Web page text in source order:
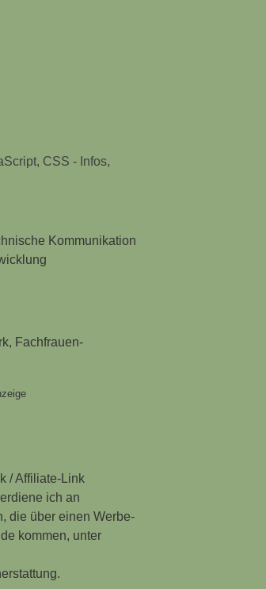
CSS - Infos,
Kommunikation
Fachfrauen-
/ Affiliate-Link
ich an
die über einen Werbe-
kommen, unter